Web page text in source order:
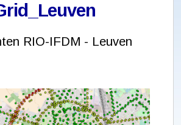
RIO-IFDM - Leuven